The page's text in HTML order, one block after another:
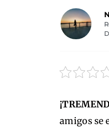
amigos se